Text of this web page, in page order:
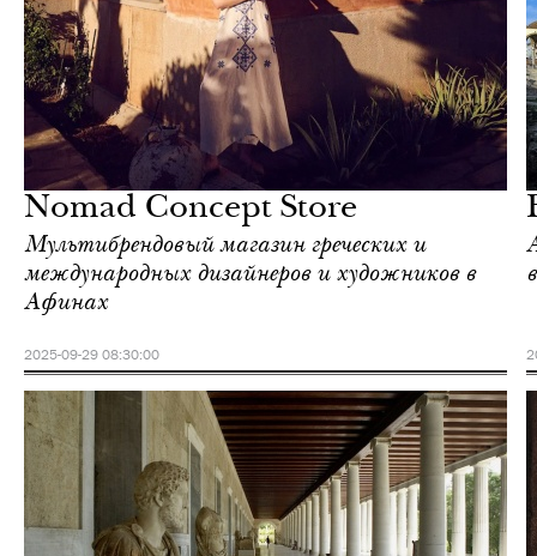
Nomad Concept Store
Мультибрендовый магазин греческих и
международных дизайнеров и художников в
Афинах
2025-09-29 08:30:00
среда